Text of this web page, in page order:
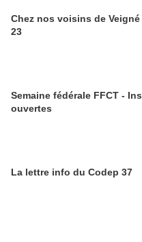
Chez nos voisins de
23
Semaine fédérale FFCT -
ouvertes
La lettre info du Codep 37